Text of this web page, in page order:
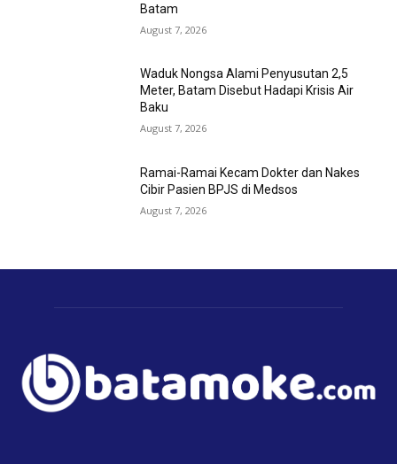
Batam
August 7, 2026
Waduk Nongsa Alami Penyusutan 2,5
Meter, Batam Disebut Hadapi Krisis Air
Baku
August 7, 2026
Ramai-Ramai Kecam Dokter dan Nakes
Cibir Pasien BPJS di Medsos
August 7, 2026